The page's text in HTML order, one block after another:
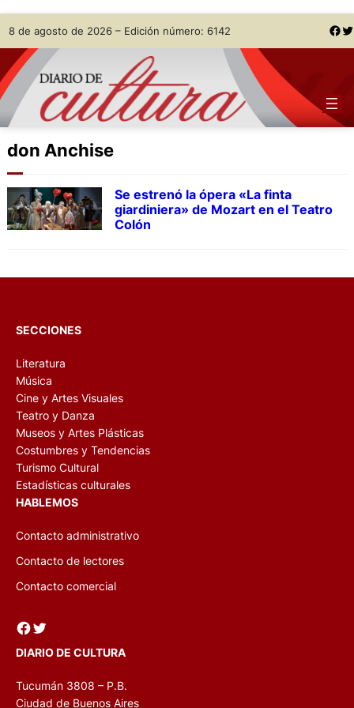
Skip
to
content
8 de agosto de 2026 – Edición número: 6142 Facebook Twitter
don Anchise
Se estrenó la ópera «La finta
giardiniera» de Mozart en el Teatro
Colón
SECCIONES
Literatura
Música
Cine y Artes Visuales
Teatro y Danza
Museos y Artes Plásticas
Costumbres y Tendencias
Turismo Cultural
Estadísticas culturales
HABLEMOS
Contacto administrativo
Contacto de lectores
Contacto comercial
Facebook Twitter
DIARIO DE CULTURA
Tucumán 3808 – P.B.
Ciudad de Buenos Aires